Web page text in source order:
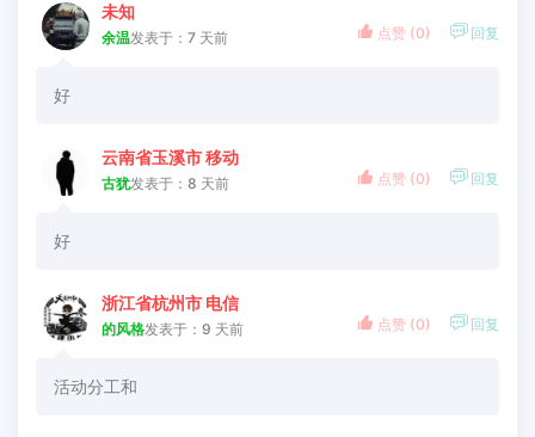
未知
余温发表于：7 天前
好
 点赞 (0)  回复
云南省玉溪市 移动
古犹发表于：8 天前
好
 点赞 (0)  回复
浙江省杭州市 电信
的风格发表于：9 天前
活动分工和
 点赞 (0)  回复